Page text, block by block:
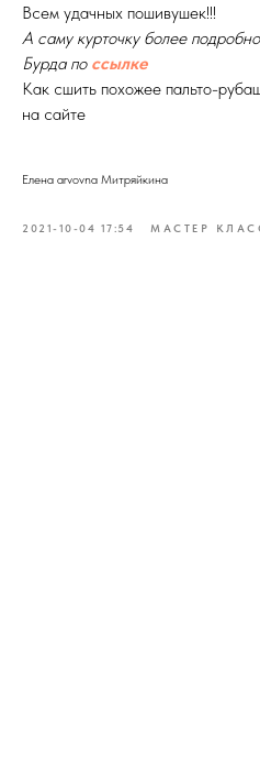
Всем удачных пошивушек!!!
А саму курточку более
Бурда по ссылке
Как сшить похожее пальто-
на сайте
Елена arvovna Митряйкина
2021-10-04 17:54 МАСТЕР